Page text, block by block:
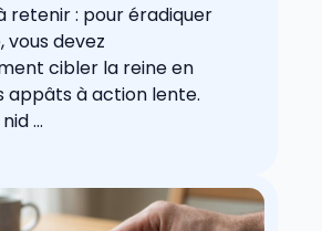
retenir : pour éradiquer
vous devez
cibler la reine en
appâts à action lente.
...